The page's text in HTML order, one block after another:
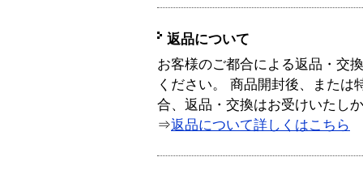
返品について
お客様のご都合による返品・交
ください。 商品開封後、または
合、返品・交換はお受けいたし
⇒返品について詳しくはこちら